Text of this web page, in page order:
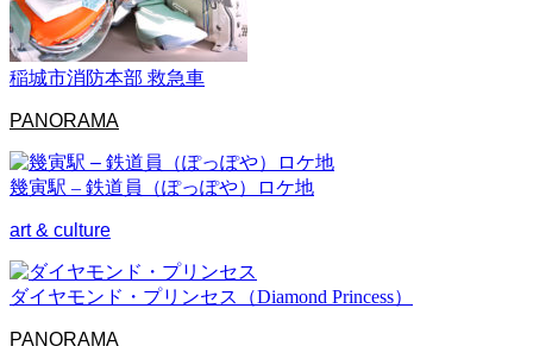
稲城市消防本部 救急車
PANORAMA
幾寅駅 – 鉄道員（ぽっぽや）ロケ地
art & culture
ダイヤモンド・プリンセス（Diamond Princess）
PANORAMA